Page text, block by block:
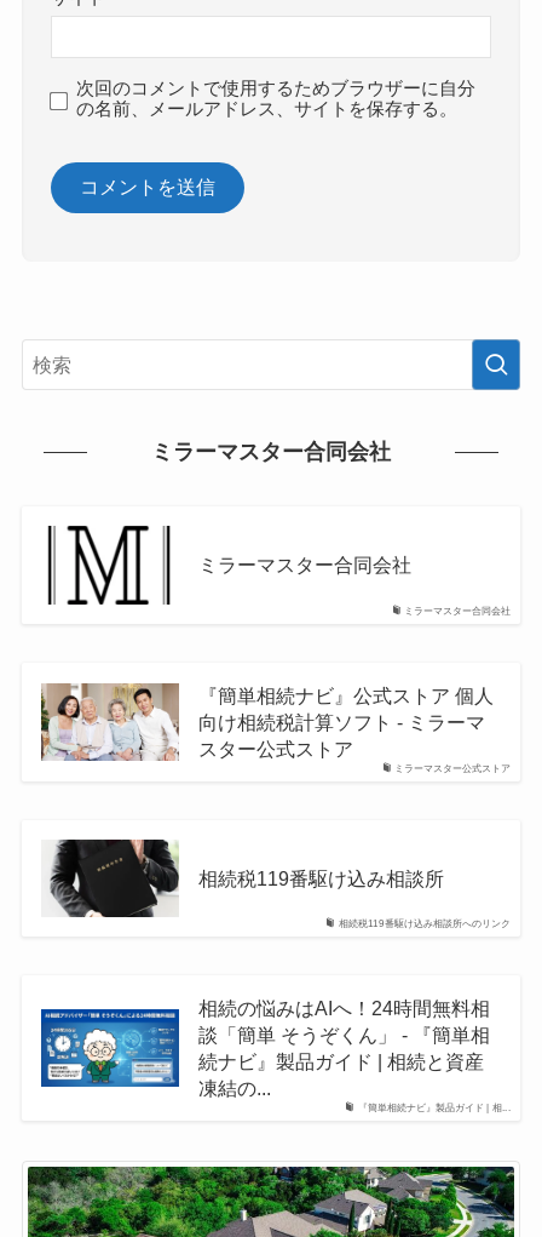
次回のコメントで使用するためブラウザーに自分
の名前、メールアドレス、サイトを保存する。
ミラーマスター合同会社
ミラーマスター合同会社
ミラーマスター合同会社
ミラーマスター公式ストア
『簡単相続ナビ』公式ストア 個人
向け相続税計算ソフト - ミラーマ
スター公式ストア
相続税119番駆け込み相談所へのリンク
相続税119番駆け込み相談所
『簡単相続ナビ』製品ガイド | 相...
相続の悩みはAIへ！24時間無料相
談「簡単 そうぞくん」 - 『簡単相
続ナビ』製品ガイド | 相続と資産
凍結の...